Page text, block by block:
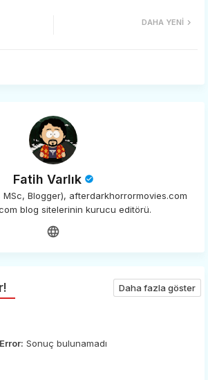
DAHA YENI
Fatih Varlık
MSc, Blogger), afterdarkhorrormovies.com
blog sitelerinin kurucu editörü.
Daha fazla göster
Error: Sonuç bulunamadı